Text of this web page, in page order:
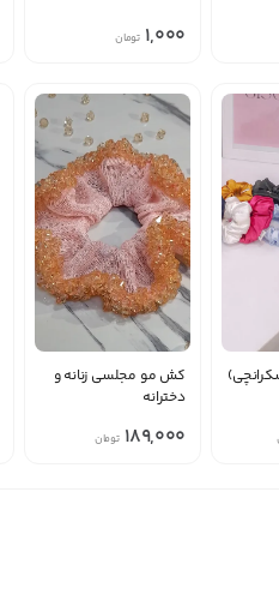
1,000 تومان
کش مو مجلسی زنانه و
دخترانه
189,000 تومان